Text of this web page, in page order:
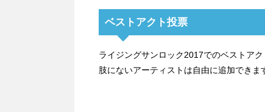
ベストアクト投票
ライジングサンロック2017でのベストア
肢にないアーティストは自由に追加できま